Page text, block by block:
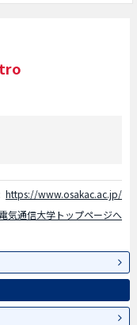
・デザイン学部等、学部
案内、アクセスなど外国
用ください。
https://www.osakac.ac.jp/
気通信大学トップページへ